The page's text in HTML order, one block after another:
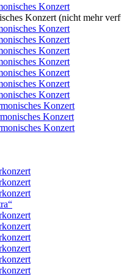
Konzert
Konzert (nicht mehr
Konzert
Konzert
Konzert
Konzert
Konzert
Konzert
Konzert
Konzert
Konzert
Konzert